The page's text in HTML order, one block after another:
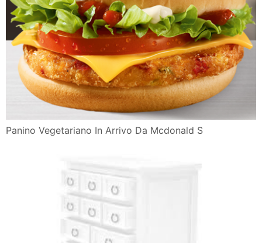
Panino Vegetariano In Arrivo Da Mcdonald S